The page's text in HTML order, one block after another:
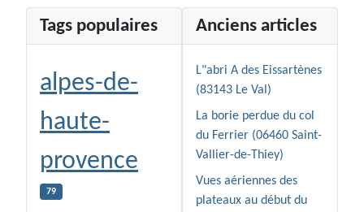
Tags populaires
alpes-de-
haute-
provence
79
Anciens articles
L"abri A des Eissartènes
(83143 Le Val)
La borie perdue du col
du Ferrier (06460 Saint-
Vallier-de-Thiey)
Vues aériennes des
plateaux au début du